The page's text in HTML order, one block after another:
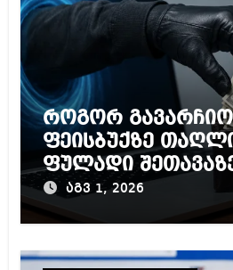
როგორ
ფეისბუქზე
ფულადი
აგვ 1, 2026